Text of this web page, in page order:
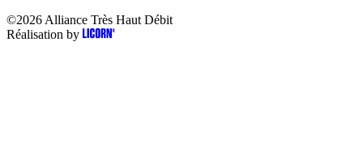
©2026 Alliance Très Haut Débit
Réalisation by